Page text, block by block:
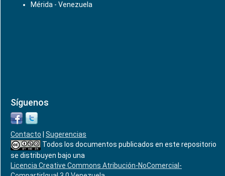
Mérida - Venezuela
Síguenos
Contacto
Sugerencias
Todos los documentos publicados en este repositorio
se distribuyen bajo una
Licencia Creative Commons Atribución-NoComercial-